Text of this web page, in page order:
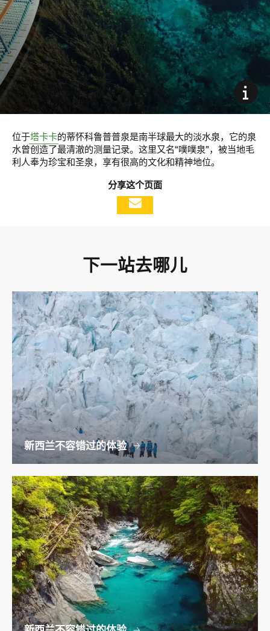
位于塔卡卡的蒂怀科鲁普普泉是南半球最大的淡水泉，它的泉
水曾创造了最清澈的测量记录。这里又名“噗噗泉”，被当地毛
利人奉为珍宝和圣泉，享有很高的文化和精神地位。
分享这个页面
下一站去哪儿
新西兰不容错过的体验